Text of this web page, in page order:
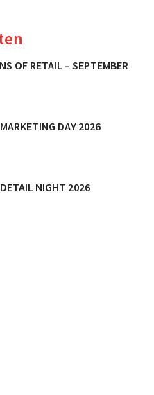
OF RETAIL – SEPTEMBER
DAY 2026
NIGHT 2026